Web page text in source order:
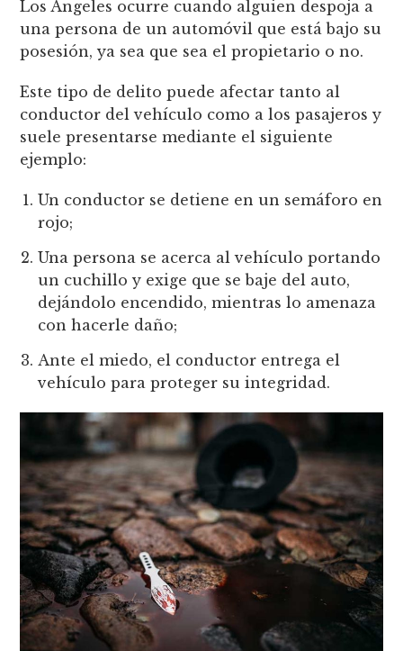
Los Ángeles ocurre cuando alguien despoja a
una persona de un automóvil que está bajo su
posesión, ya sea que sea el propietario o no.
Este tipo de delito puede afectar tanto al
conductor del vehículo como a los pasajeros y
suele presentarse mediante el siguiente
ejemplo:
Un conductor se detiene en un semáforo en
rojo;
Una persona se acerca al vehículo portando
un cuchillo y exige que se baje del auto,
dejándolo encendido, mientras lo amenaza
con hacerle daño;
Ante el miedo, el conductor entrega el
vehículo para proteger su integridad.